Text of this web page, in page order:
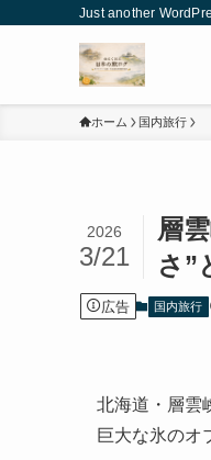
Just another
ホーム 国内旅行
層
さ”
2026
3/21
広告 国内旅行
北海道・層雲
巨大な氷のオ